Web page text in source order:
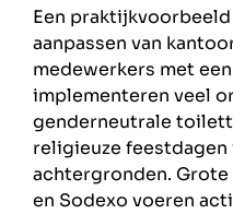
Een
aanpassen van
medewerkers met
implementeren veel
genderneutrale
religieuze feestdagen
achtergronden.
en Sodexo voeren